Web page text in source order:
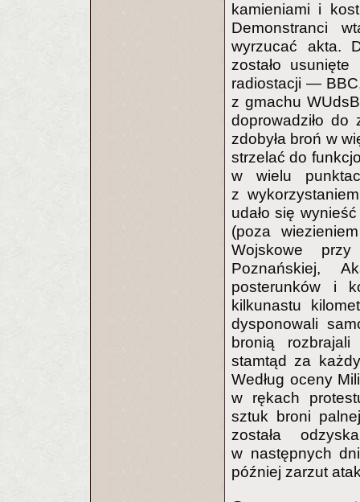
kamieniami i
Demonstranci
wyrzucać akta.
zostało usunięte
radiostacji —
z gmachu
doprowadziło
zdobyła broń w
strzelać do
w wielu
z
udało się
(poza
Wojskowe
Poznańskiej,
posterunków i
kilkunastu
dysponowali
bronią
stamtąd za
Według oceny
w rękach
sztuk broni
została
w następnych
później zarzut